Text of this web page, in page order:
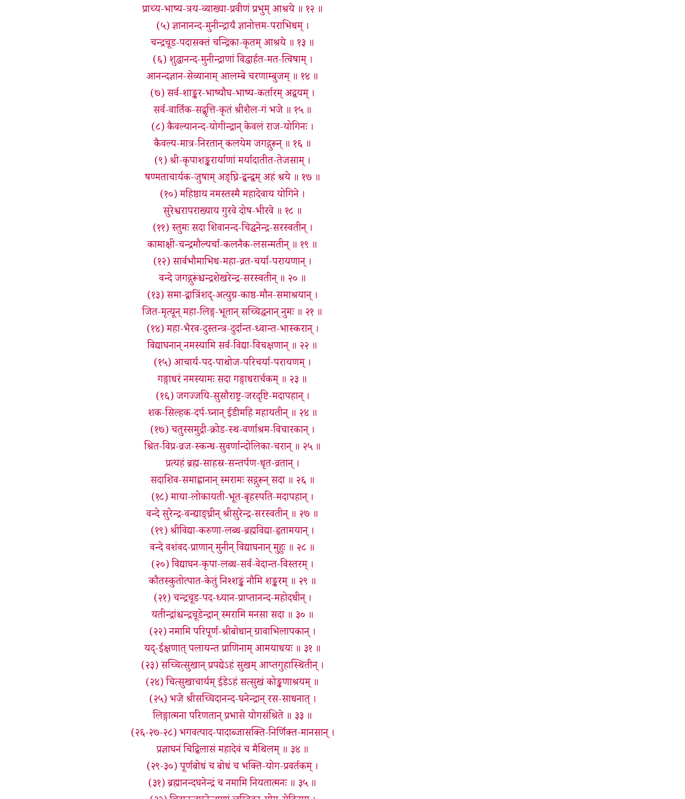
प्राच्य-भाष्य-त्रय-व्याख्या-प्रवीणं प्रभुम् आश्रये ॥ १२ ॥
(५) ज्ञानानन्द-मुनीन्द्रार्यं ज्ञानोत्तम-पराभिधम् ।
चन्द्रचूड-पदासक्तं चन्द्रिका-कृतम् आश्रये ॥ १३ ॥
(६) शुद्धानन्द-मुनीन्द्राणां विद्धार्हत-मत-त्विषाम् ।
आनन्दज्ञान-सेव्यानाम् आलम्बे चरणाम्बुजम् ॥ १४ ॥
(७) सर्व-शाङ्कर-भाष्यौघ-भाष्य-कर्तारम् अद्वयम् ।
सर्व-वार्तिक-सद्वृत्ति-कृतं श्रीशैल-गं भजे ॥ १५ ॥
(८) कैवल्यानन्द-योगीन्द्रान् केवलं राज-योगिनः ।
कैवल्य-मात्र-निरतान् कलयेम जगद्गुरून् ॥ १६ ॥
(९) श्री-कृपाशङ्करार्याणां मर्यादातीत-तेजसाम् ।
षण्मताचार्यक-जुषाम् अङ्घ्रि-द्वन्द्वम् अहं श्रये ॥ १७ ॥
(१०) महिष्ठाय नमस्तस्मै महादेवाय योगिने ।
सुरेश्वरापराख्याय गुरवे दोष-भीरवे ॥ १८ ॥
(११) स्तुमः सदा शिवानन्द-चिद्घनेन्द्र-सरस्वतीन् ।
कामाक्षी-चन्द्रमौल्यर्चा-कलनैक-लसन्मतीन् ॥ १९ ॥
(१२) सार्वभौमाभिध-महा-व्रत-चर्या-परायणान् ।
वन्दे जगद्गुरूंश्चन्द्रशेखरेन्द्र-सरस्वतीन् ॥ २० ॥
(१३) समा-द्वात्रिंशद्-अत्युग्र-काष्ठ-मौन-समाश्रयान् ।
जित-मृत्यून् महा-लिङ्ग-भूतान् सच्चिद्घनान् नुमः ॥ २१ ॥
(१४) महा-भैरव-दुस्तन्त्र-दुर्दान्त-ध्वान्त-भास्करान् ।
विद्याघनान् नमस्यामि सर्व-विद्या-विचक्षणान् ॥ २२ ॥
(१५) आचार्य-पद-पाथोज-परिचर्या-परायणम् ।
गङ्गाधरं नमस्यामः सदा गङ्गाधरार्चकम् ॥ २३ ॥
(१६) जगज्जयि-सुसौराष्ट्र-जरदृष्टि-मदापहान् ।
शक-सिल्हक-दर्प-घ्नान् ईडीमहि महायतीन् ॥ २४ ॥
(१७) चतुस्समुद्री-क्रोड-स्थ-वर्णाश्रम-विचारकान् ।
श्रित-विप्र-व्रज-स्कन्ध-सुवर्णान्दोलिका-चरान् ॥ २५ ॥
प्रत्यहं ब्रह्म-साहस्र-सन्तर्पण-धृत-व्रतान् ।
सदाशिव-समाह्वानान् स्मरामः सद्गुरून् सदा ॥ २६ ॥
(१८) माया-लोकायती-भूत-बृहस्पति-मदापहान् ।
वन्दे सुरेन्द्र-वन्द्याङ्घ्रीन् श्रीसुरेन्द्र-सरस्वतीन् ॥ २७ ॥
(१९) श्रीविद्या-करुणा-लब्ध-ब्रह्मविद्या-हृतामयान् ।
वन्दे वशंवद-प्राणान् मुनीन् विद्याघनान् मुहुः ॥ २८ ॥
(२०) विद्याघन-कृपा-लब्ध-सर्व-वेदान्त-विस्तरम् ।
कौतस्कुतोत्पात-केतुं निश्शङ्कं नौमि शङ्करम् ॥ २९ ॥
(२१) चन्द्रचूड-पद-ध्यान-प्राप्तानन्द-महोदधीन् ।
यतीन्द्रांश्चन्द्रचूडेन्द्रान् स्मरामि मनसा सदा ॥ ३० ॥
(२२) नमामि परिपूर्ण-श्रीबोधान् ग्रावाभिलापकान् ।
यद्-ईक्षणात् पलायन्त प्राणिनाम् आमयाधयः ॥ ३१ ॥
(२३) सच्चित्सुखान् प्रपद्येऽहं सुखम् आप्तगुहास्थितीन् ।
(२४) चित्सुखाचार्यम् ईडेऽहं सत्सुखं कोङ्कणाश्रयम् ॥
(२५) भजे श्रीसच्चिदानन्द-घनेन्द्रान् रस-साधनात् ।
लिङ्गात्मना परिणतान् प्रभासे योगसंश्रिते ॥ ३३ ॥
(२६-२७-२८) भगवत्पाद-पादाब्जासक्ति-निर्णिक्त-मानसान् ।
प्रज्ञाघनं चिद्विलासं महादेवं च मैथिलम् ॥ ३४ ॥
(२९-३०) पूर्णबोधं च बोधं च भक्ति-योग-प्रवर्तकम् ।
(३१) ब्रह्मानन्दघनेन्द्रं च नमामि नियतात्मनः ॥ ३५ ॥